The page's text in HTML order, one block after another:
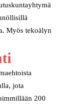
Myös tekoälyn
jota
200